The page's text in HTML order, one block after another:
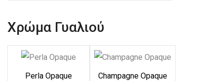
Χρώμα Γυαλιού
Perla Opaque Champagne Opaque